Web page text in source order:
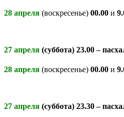
28 апреля (воскресенье) 00.00 и
27 апреля (суббота) 23.00–
28 апреля (воскресенье) 00.00 и
27 апреля (суббота) 23.30–